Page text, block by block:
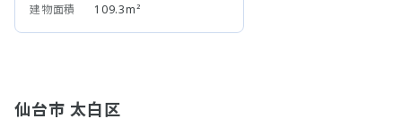
建物面積
109.3m²
仙台市 太白区